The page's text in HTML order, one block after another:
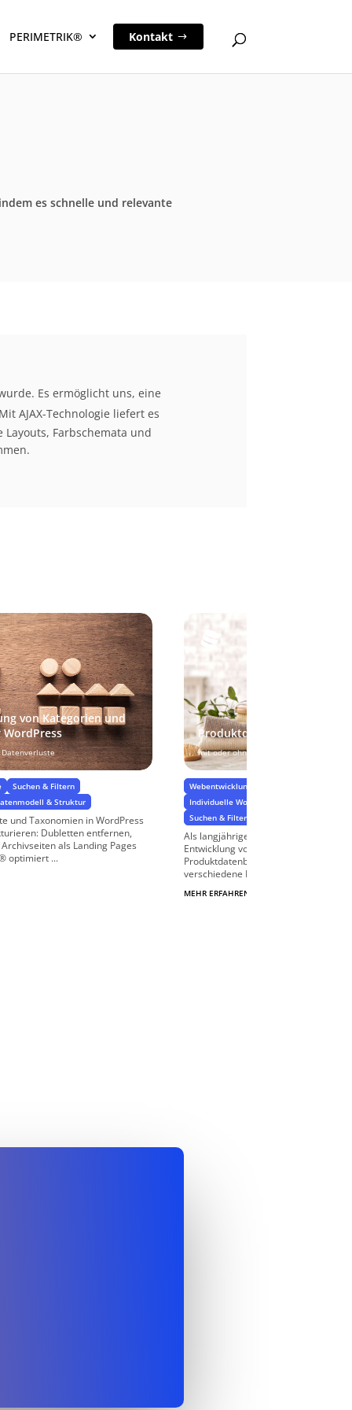
PERIMETRIK® Kontakt
es schnelle und relevante
Es ermöglicht uns, eine
AJAX-Technologie liefert es
Farbschemata und
von Kategorien und
Suchen & Filtern
& Struktur
und Taxonomien in WordPress
Dubletten entfernen,
als Landing Pages
optimiert ...
Produktdatenbank
mit oder ohne WooCommerce
Webentwicklung
Individuelle WordPress-Programmierung
Suchen & Filtern
Als langjährige WordPress-Agentur
Entwicklung von effizienten und
Produktdatenbanken. Unser Angebot
verschiedene Lösungsansätze: die ...
MEHR ERFAHREN